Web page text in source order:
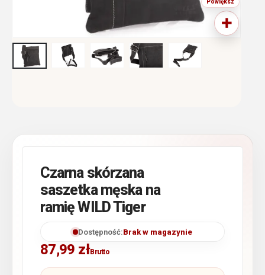
Czarna skórzana
saszetka męska na
ramię WILD Tiger
Dostępność:Brak w magazynie
87,99 złBrutto